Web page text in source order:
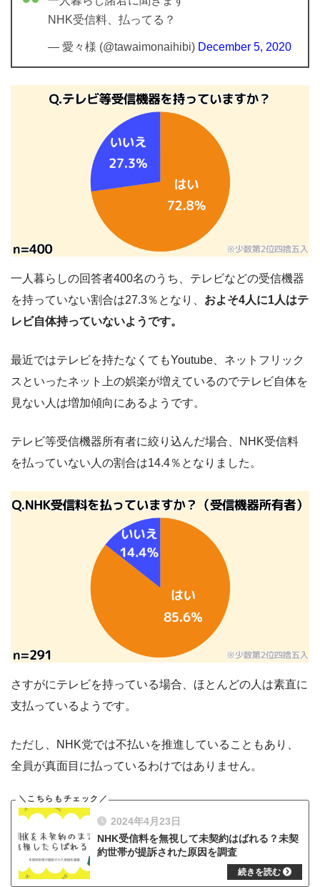
NHK受信料、払ってる？
— 愛々様 (@tawaimonaihibi) December 5, 2020
一人暮らしの回答者400名のうち、テレビなどの受信機器
を持っていない割合は27.3％となり、 およそ4人に1人はテ
レビ自体持っていないようです。
最近ではテレビを持たなくてもYoutube、ネットフリック
スといったネット上の娯楽が増えているのでテレビ自体を
見ない人は増加傾向にあるようです。
テレビ等受信機器所有者に絞り込んだ場合、NHK受信料
を払っていない人の割合は14.4％となりました。
さすがにテレビを持っている場合、ほとんどの人は素直に
支払っているようです。
ただし、NHK党では不払いを推進していることもあり、
全員が真面目に払っているわけではありません。
2024年4月23日
NHK受信料を無視して未契約はばれる？未契
約世帯が提訴された原因を調査